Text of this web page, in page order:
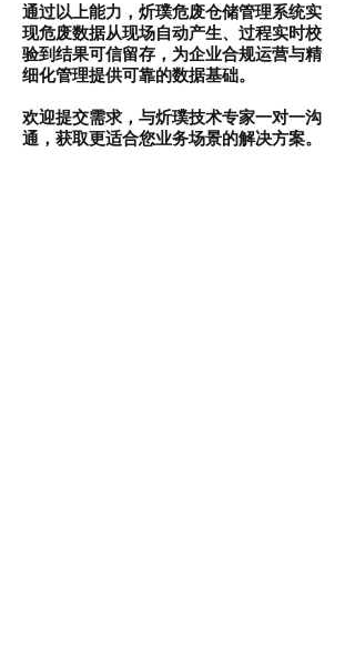
通过以上能力，炘璞危废仓储管理系统实
现危废数据从现场自动产生、过程实时校
验到结果可信留存，为企业合规运营与精
细化管理提供可靠的数据基础。
欢迎提交需求，与炘璞技术专家一对一沟
通，获取更适合您业务场景的解决方案。